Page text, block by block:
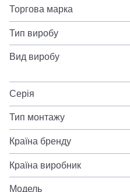
Торгова марка
Тип виробу
Вид виробу
Серія
Тип монтажу
Країна бренду
Країна виробник
Модель